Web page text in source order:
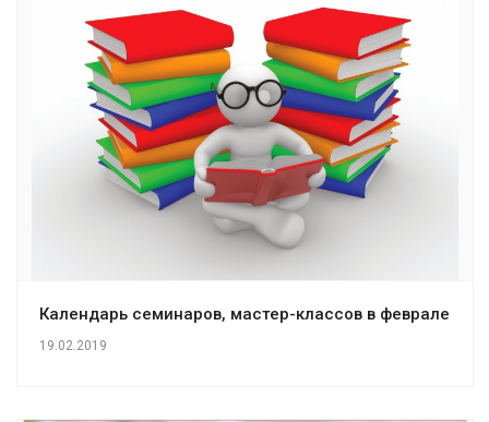
Календарь семинаров, мастер-классов в феврале
19.02.2019